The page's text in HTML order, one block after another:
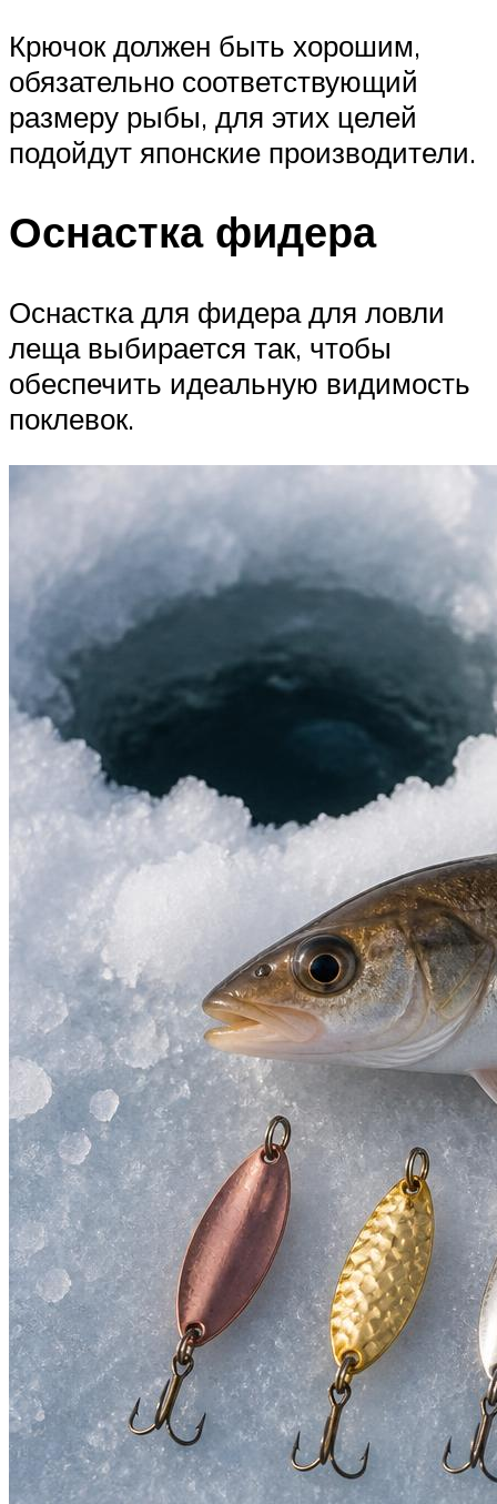
Крючок должен быть хорошим,
обязательно соответствующий
размеру рыбы, для этих целей
подойдут японские производители.
Оснастка фидера
Оснастка для фидера для ловли
леща выбирается так, чтобы
обеспечить идеальную видимость
поклевок.